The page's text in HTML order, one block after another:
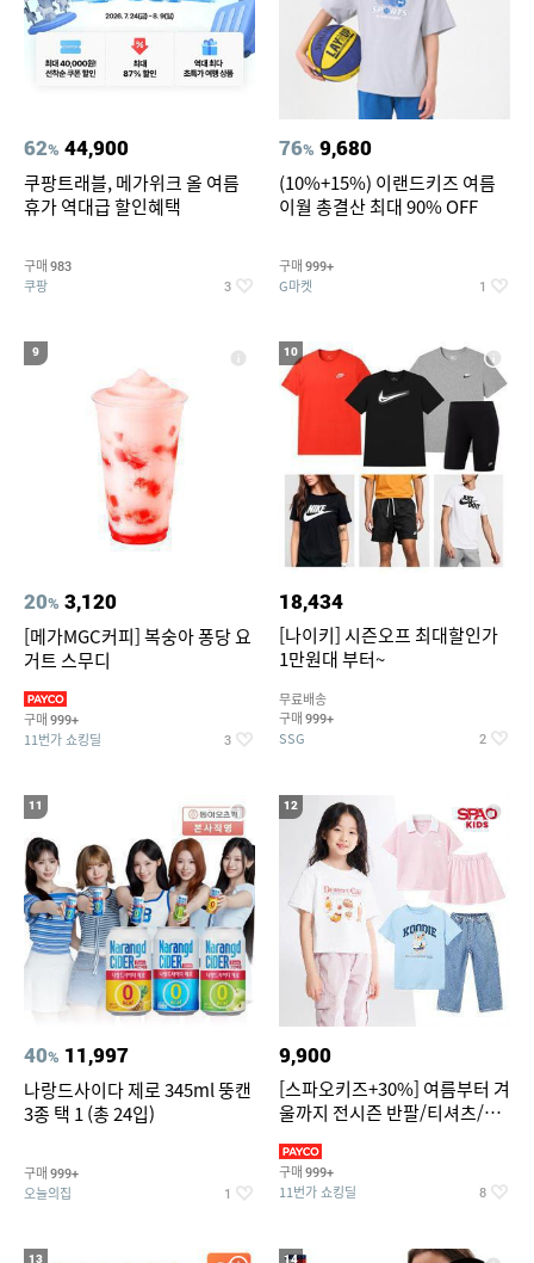
62% 44,900
쿠팡트래블, 메가위크 올 여름
휴가 역대급 할인혜택
구매 983
쿠팡 3
76% 9,680
(10%+15%) 이랜드키즈 여름
이월 총결산 최대 90% OFF
구매 999+
G마켓 1
9
20% 3,120
[메가MGC커피] 복숭아 퐁당 요
거트 스무디
구매 999+
11번가 쇼킹딜 3
10
18,434
[나이키] 시즌오프 최대할인가
1만원대 부터~
무료배송
구매 999+
SSG 2
11
40% 11,997
나랑드사이다 제로 345ml 뚱캔
3종 택 1 (총 24입)
구매 999+
오늘의집 1
12
9,900
[스파오키즈+30%] 여름부터 겨
울까지 전시즌 반팔/티셔츠/셋
구매 999+
11번가 쇼킹딜 8
13 14